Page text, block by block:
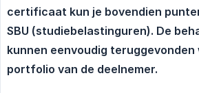
certificaat kun je bovendien
SBU (studiebelastinguren). De
kunnen eenvoudig teruggevonden
portfolio van de deelnemer.